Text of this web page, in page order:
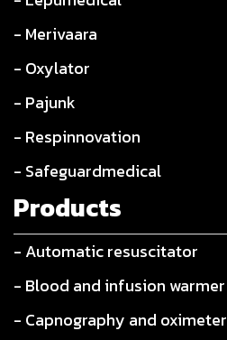
- Merivaara
- Oxylator
- Pajunk
- Respinnovation
- Safeguardmedical
Products
- Automatic resuscitator
- Blood and infusion warmer
- Capnography and oximeter